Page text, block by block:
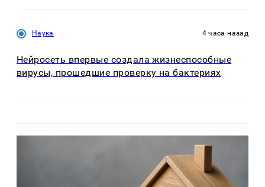
Наука 4 часа назад
Нейросеть впервые создала жизнеспособные
вирусы, прошедшие проверку на бактериях